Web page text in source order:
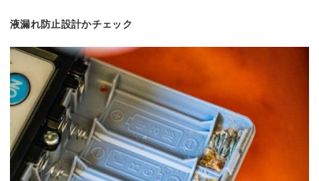
液漏れ防止設計かチェック